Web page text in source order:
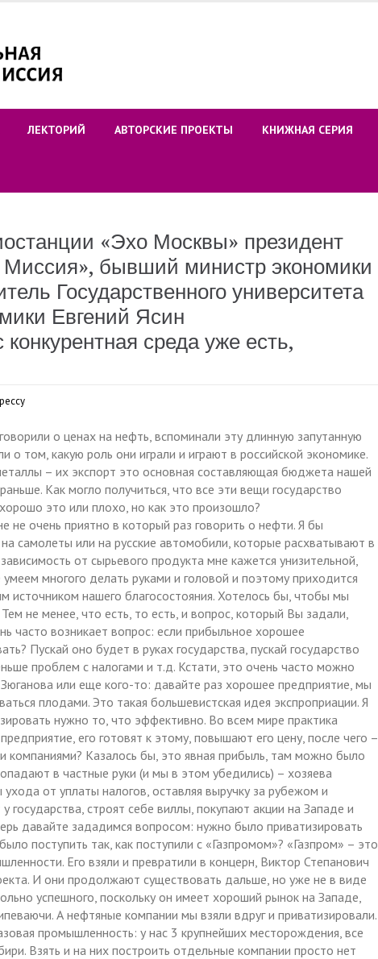
ЛЕКТОРИЙ АВТОРСКИЕ ПРОЕКТЫ КНИЖНАЯ СЕРИЯ
«Эхо Москвы» президент
бывший министр экономики
Государственного университета
Евгений Ясин
среда уже есть,
о ценах на нефть, вспоминали эту длинную запутанную
о том, какую роль они играли и играют в российской экономике.
– их экспорт это основная составляющая бюджета нашей
Как могло получиться, что все эти вещи государство
это или плохо, но как это произошло?
не очень приятно в который раз говорить о нефти. Я бы
самолеты или на русские автомобили, которые расхватывают в
от сырьевого продукта мне кажется унизительной,
многого делать руками и головой и поэтому приходится
источником нашего благосостояния. Хотелось бы, чтобы мы
не менее, что есть, то есть, и вопрос, который Вы задали,
часто возникает вопрос: если прибыльное хорошее
Пускай оно будет в руках государства, пускай государство
проблем с налогами и т.д. Кстати, это очень часто можно
или еще кого-то: давайте раз хорошее предприятие, мы
плодами. Это такая большевистская идея экспроприации. Я
нужно то, что эффективно. Во всем мире практика
его готовят к этому, повышают его цену, после чего –
Казалось бы, это явная прибыль, там можно было
в частные руки (и мы в этом убедились) – хозяева
от уплаты налогов, оставляя выручку за рубежом и
государства, строят себе виллы, покупают акции на Западе и
давайте зададимся вопросом: нужно было приватизировать
поступить так, как поступили с «Газпромом»? «Газпром» – это
Его взяли и превратили в концерн, Виктор Степанович
И они продолжают существовать дальше, но уже не в виде
успешного, поскольку он имеет хороший рынок на Западе,
А нефтяные компании мы взяли вдруг и приватизировали.
промышленность: у нас 3 крупнейших месторождения, все
Взять и на них построить отдельные компании просто нет